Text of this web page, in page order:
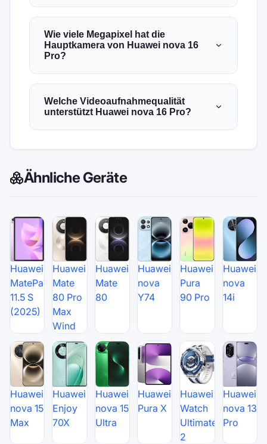
Wie viele Megapixel hat die
Hauptkamera von Huawei nova 16
Pro?
Welche Videoaufnahmequalität
unterstützt Huawei nova 16 Pro?
Ähnliche Geräte
Huawei
MatePad
11.5 S
(2025)
Huawei
Mate
80 Pro
Max
Wind
Huawei
Mate
80
Huawei
nova
Y74
Huawei
Pura
90 Pro
Huawei
nova
14i
Huawei
nova 15
Max
Huawei
Enjoy
70X
Huawei
nova 15
Ultra
Huawei
Pura X
Huawei
Watch
Ultimate
2
Huawei
nova 13
Pro